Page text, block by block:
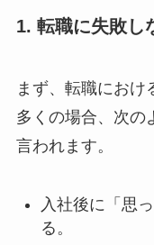
1. 転職に失敗し
まず、転職におけ
多くの場合、次の
言われます。
入社後に「思
る。